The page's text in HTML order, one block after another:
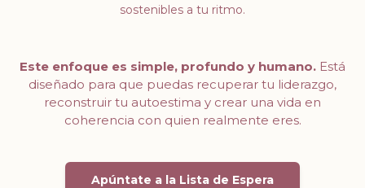
sostenibles a tu ritmo.
Este enfoque es simple, profundo y humano. Está
diseñado para que puedas recuperar tu liderazgo,
reconstruir tu autoestima y crear una vida en
coherencia con quien realmente eres.
Apúntate a la Lista de Espera